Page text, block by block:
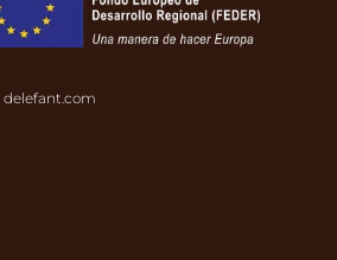
delefant.com